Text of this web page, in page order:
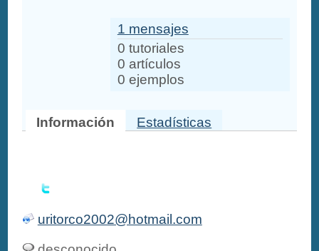
1 mensajes
0 tutoriales
0 artículos
0 ejemplos
Información Estadísticas
uritorco2002@hotmail.com